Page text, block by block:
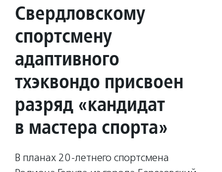
Свердловскому
спортсмену
адаптивного
тхэквондо присвоен
разряд «кандидат
в мастера спорта»
В планах 20-летнего спортсмена